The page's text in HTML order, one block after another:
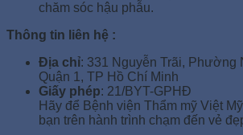
chăm sóc hậu phẫu.
Thông tin liên hệ :
Địa chỉ: 331 Nguyễn Trãi, Phường
Quận 1, TP Hồ Chí Minh
Giấy phép: 21/BYT-GPHĐ
Hãy để Bệnh viện Thẩm mỹ Việt
bạn trên hành trình chạm đến vẻ